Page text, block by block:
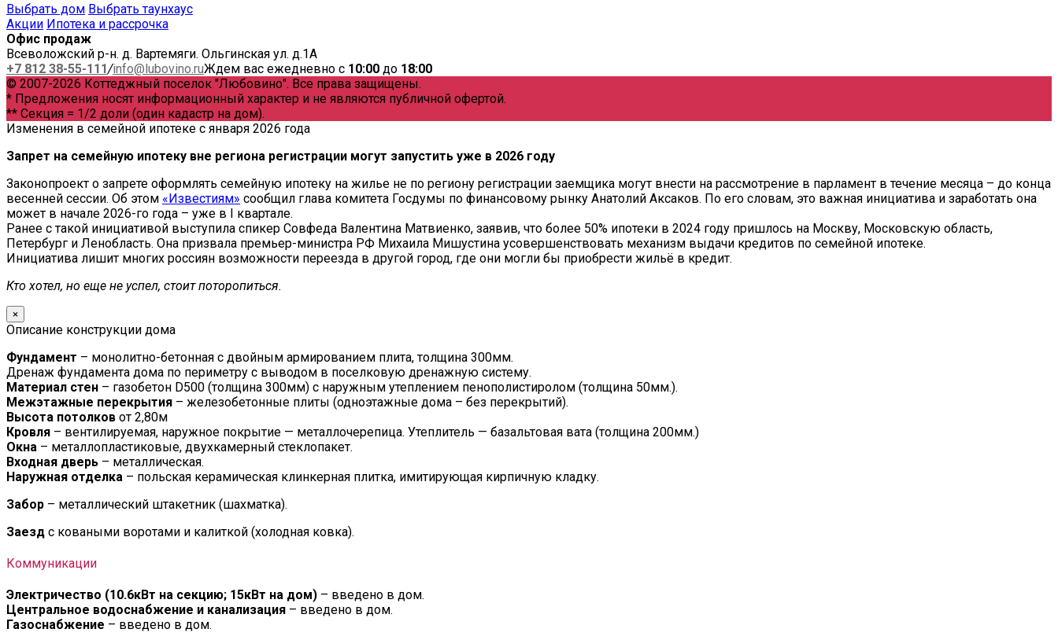
Выбрать дом Выбрать таунхаус
Акции Ипотека и рассрочка
Офис продаж
Всеволожский р-н. д. Вартемяги. Ольгинская ул. д.1А
+7 812 38-55-111/info@lubovino.ruЖдем вас ежедневно с 10:00 до 18:00
© 2007-2026 Коттеджный поселок "Любовино". Все права защищены.
* Предложения носят информационный характер и не являются публичной офертой.
** Секция = 1/2 доли (один кадастр на дом).
Изменения в семейной ипотеке с января 2026 года
Запрет на семейную ипотеку вне региона регистрации могут запустить уже в 2026 году
Законопроект о запрете оформлять семейную ипотеку на жилье не по региону регистрации заемщика могут внести на рассмотрение в парламент в течение месяца – до конца
весенней сессии. Об этом «Известиям» сообщил глава комитета Госдумы по финансовому рынку Анатолий Аксаков. По его словам, это важная инициатива и заработать она
может в начале 2026-го года – уже в I квартале.
Ранее с такой инициативой выступила спикер Совфеда Валентина Матвиенко, заявив, что более 50% ипотеки в 2024 году пришлось на Москву, Московскую область,
Петербург и Ленобласть. Она призвала премьер-министра РФ Михаила Мишустина усовершенствовать механизм выдачи кредитов по семейной ипотеке.
Инициатива лишит многих россиян возможности переезда в другой город, где они могли бы приобрести жильё в кредит.
Кто хотел, но еще не успел, стоит поторопиться.
×
Описание конструкции дома
Фундамент – монолитно-бетонная с двойным армированием плита, толщина 300мм.
Дренаж фундамента дома по периметру с выводом в поселковую дренажную систему.
Материал стен – газобетон D500 (толщина 300мм) с наружным утеплением пенополистиролом (толщина 50мм.).
Межэтажные перекрытия – железобетонные плиты (одноэтажные дома – без перекрытий).
Высота потолков от 2,80м
Кровля – вентилируемая, наружное покрытие — металлочерепица. Утеплитель — базальтовая вата (толщина 200мм.)
Окна – металлопластиковые, двухкамерный стеклопакет.
Входная дверь – металлическая.
Наружная отделка – польская керамическая клинкерная плитка, имитирующая кирпичную кладку.
Забор – металлический штакетник (шахматка).
Заезд с коваными воротами и калиткой (холодная ковка).
Коммуникации
Электричество (10.6кВт на секцию; 15кВт на дом) – введено в дом.
Центральное водоснабжение и канализация – введено в дом.
Газоснабжение – введено в дом.